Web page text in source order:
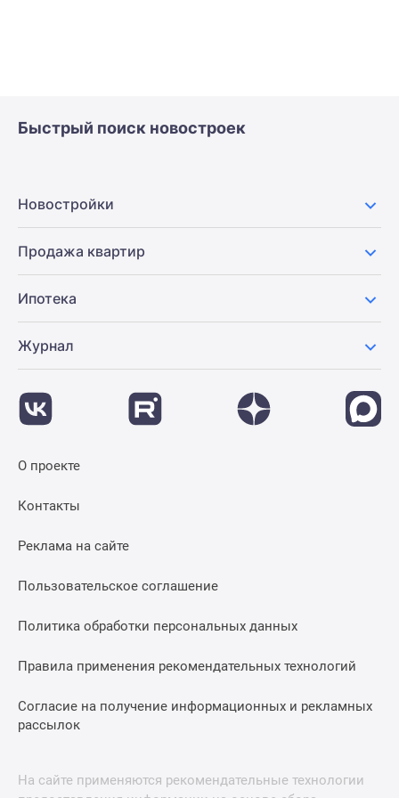
Быстрый поиск новостроек
Новостройки
Продажа квартир
Ипотека
Журнал
О проекте
Контакты
Реклама на сайте
Пользовательское соглашение
Политика обработки персональных данных
Правила применения рекомендательных технологий
Согласие на получение информационных и рекламных
рассылок
На сайте применяются рекомендательные технологии